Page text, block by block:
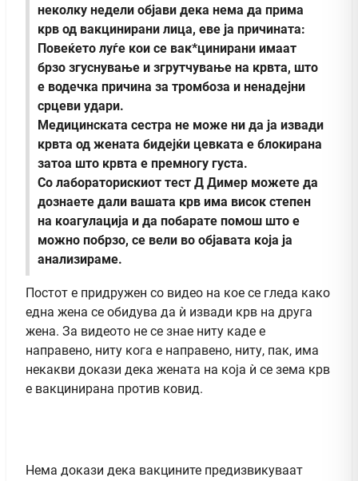
неколку недели објави дека нема да прима
крв од вакцинирани лица, еве ја причината:
Повеќето луѓе кои се вак*цинирани имаат
брзо згуснување и згрутчување на крвта, што
е водечка причина за тромбоза и ненадејни
срцеви удари.
Медицинската сестра не може ни да ја извади
крвта од жената бидејќи цевката е блокирана
затоа што крвта е премногу густа.
Со лабораторискиот тест Д Димер можете да
дознаете дали вашата крв има висок степен
на коагулација и да побарате помош што е
можно побрзо, се вели во објавата која ја
анализираме.
Постот е придружен со видео на кое се гледа како
една жена се обидува да ѝ извади крв на друга
жена. За видеото не се знае ниту каде е
направено, ниту кога е направено, ниту, пак, има
некакви докази дека жената на која ѝ се зема крв
е вакцинирана против ковид.
Нема докази дека вакцините предизвикуваат